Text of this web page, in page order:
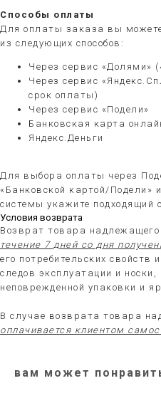
Способы оплаты
Для оплаты заказа вы
из следующих способов:
Через сервис «Долями»
Через сервис
срок оплаты)
Через сервис «Подели»
Банковская карта
Яндекс.Деньги
Для выбора оплаты через
«Банковской картой/Подели»
системы укажите подходящий
Условия возврата
Возврат товара
течение 7 дней со дня
его потребительских свойств
следов эксплуатации и
неповрежденной упаковки и
В случае возврата товара
оплачивается клиентом
вам может